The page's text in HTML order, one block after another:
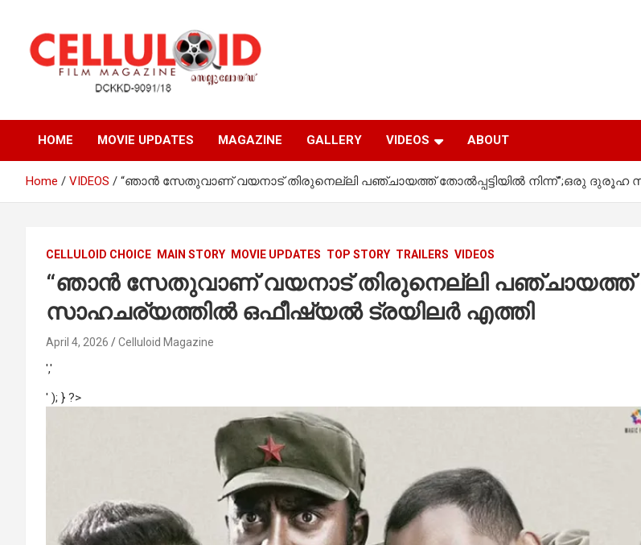
content
celluloid
HOME MOVIE UPDATES MAGAZINE GALLERY VIDEOS ABOUT
Home VIDEOS “ഞാൻ സേതുവാണ് വയനാട് തിരുനെല്ലി പഞ്ചായത്ത് തോൽപ്പട്ടിയിൽ നിന്ന്”;ഒരു
CELLULOID CHOICE MAIN STORY MOVIE UPDATES TOP STORY TRAILERS VIDEOS
“ഞാൻ സേതുവാണ് വയനാട് തിരുനെല്ലി പഞ്ചായത്ത്
സാഹചര്യത്തിൽ ഒഫീഷ്യൽ ട്രയിലർ എത്തി
April 4, 2026 Celluloid Magazine
','
' ); } ?>